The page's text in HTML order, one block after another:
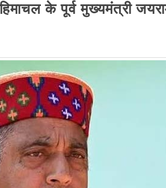
के पूर्व मुख्यमंत्री